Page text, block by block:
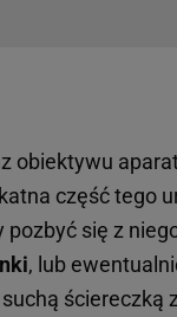
obiektywu
część tego
się z
, lub
ściereczką